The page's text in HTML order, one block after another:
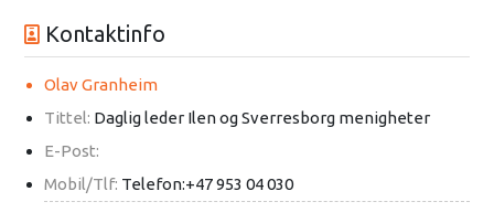
Kontaktinfo
Olav Granheim
Tittel: Daglig leder Ilen og Sverresborg menigheter
E-Post:
Mobil/Tlf: Telefon:+47 953 04 030